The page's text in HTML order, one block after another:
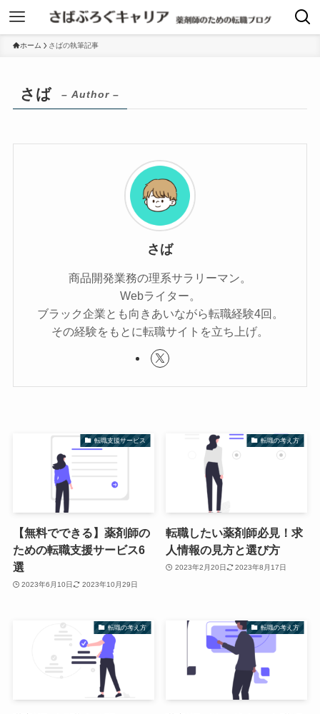
ホーム さばの執筆記事
さば – Author –
さば
商品開発業務の理系サラリーマン。
Webライター。
ブラック企業とも向きあいながら転職経験4回。
その経験をもとに転職サイトを立ち上げ。
転職支援サービス
【無料でできる】薬剤師の
ための転職支援サービス6
選
2023年6月10日 2023年10月29日
転職の考え方
転職したい薬剤師必見！求
人情報の見方と選び方
2023年2月20日 2023年8月17日
転職の考え方 転職の考え方